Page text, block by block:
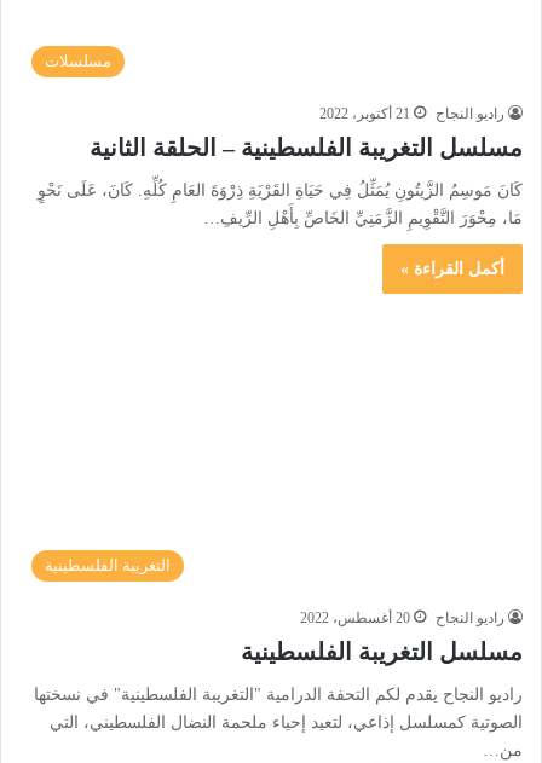
مسلسلات
راديو النجاح 21 أكتوبر، 2022
مسلسل التغريبة الفلسطينية – الحلقة الثانية
كَانَ مَوسِمُ الزَّيتُونِ يُمَثِّلُ فِي حَيَاةِ القَرْيَةِ ذِرْوَةَ العَامِ كُلِّهِ. كَانَ، عَلَى نَحْوٍ
مَا، مِحْوَرَ التَّقْوِيمِ الزَّمَنِيِّ الخَاصِّ بِأَهْلِ الرِّيفِ…
أكمل القراءة »
التغريبة الفلسطينية
راديو النجاح 20 أغسطس، 2022
مسلسل التغريبة الفلسطينية
راديو النجاح يقدم لكم التحفة الدرامية "التغريبة الفلسطينية" في نسختها
الصوتية كمسلسل إذاعي، لتعيد إحياء ملحمة النضال الفلسطيني، التي
من…